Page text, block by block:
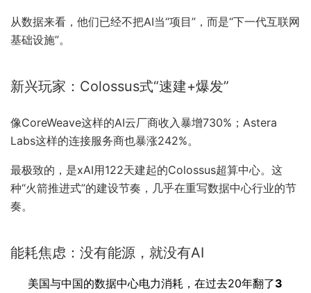
从数据来看，他们已经不把AI当“项目”，而是“下一代互联网
基础设施”。
新兴玩家：Colossus式“速建+爆发”
像CoreWeave这样的AI云厂商收入暴增730%；Astera
Labs这样的连接服务商也暴涨242%。
最极致的，是xAI用122天建起的Colossus超算中心。这
种“火箭推进式”的建设节奏，几乎在重写数据中心行业的节
奏。
能耗焦虑：没有能源，就没有AI
美国与中国的数据中心电力消耗，在过去20年翻了3